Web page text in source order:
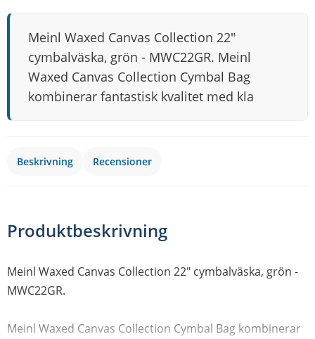
Meinl Waxed Canvas Collection 22"
cymbalväska, grön - MWC22GR. Meinl
Waxed Canvas Collection Cymbal Bag
kombinerar fantastisk kvalitet med kla
Beskrivning Recensioner
Produktbeskrivning
Meinl Waxed Canvas Collection 22" cymbalväska, grön -
MWC22GR.
Meinl Waxed Canvas Collection Cymbal Bag kombinerar